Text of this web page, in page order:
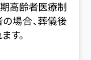
高齢者医療制
場合、葬儀後
す。